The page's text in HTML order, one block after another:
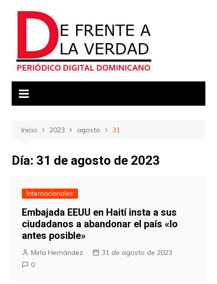
Inicio 2023 agosto 31
Día: 31 de agosto de 2023
Internacionales
Embajada EEUU en Haití insta a sus
ciudadanos a abandonar el país «lo
antes posible»
Mirla Hernández
31 de agosto de 2023
0